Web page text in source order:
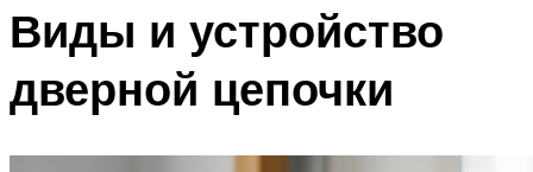
Виды и устройство
дверной цепочки